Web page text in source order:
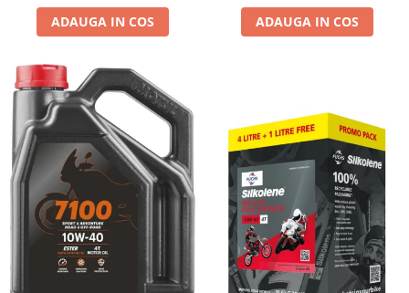
ADAUGA IN COS ADAUGA IN COS